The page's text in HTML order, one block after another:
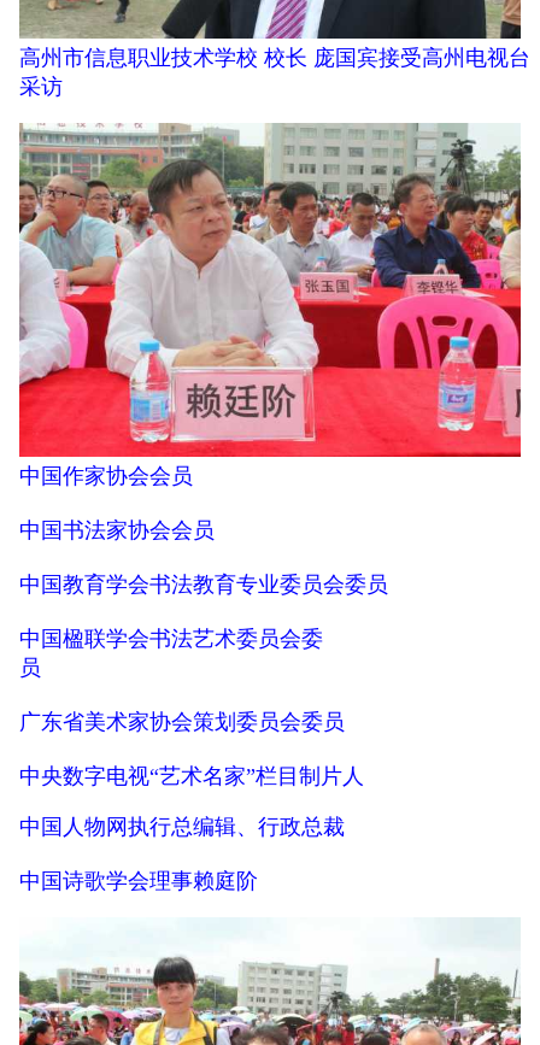
高州市信息职业技术学校 校长 庞国宾接受高州电视台
采访
中国作家协会会员
中国书法家协会会员
中国教育学会书法教育专业委员会委员
中国楹联学会书法艺术委员会委
员
广东省美术家协会策划委员会委员
中央数字电视“艺术名家”栏目制片人
中国人物网执行总编辑、行政总裁
中国诗歌学会理事赖庭阶